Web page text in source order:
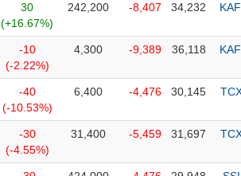
30
(+16.67%)
242,200 -8,407 34,232
-10
(-2.22%)
4,300 -9,389 36,118
-40
(-10.53%)
6,400 -4,476 30,145
-30
(-4.55%)
31,400 -5,459 31,697